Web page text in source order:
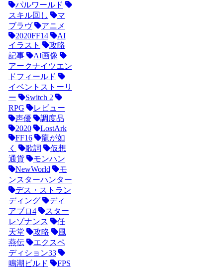
パルワールド
スキル回し
マ
ブラヴ
アニメ
2020FF14
AI
イラスト
攻略
記事
AI画像
アークナイツエン
ドフィールド
イベントストーリ
ー
Switch 2
RPG
レビュー
声優
調度品
2020
LostArk
FF16
龍が如
く
歌詞
仮想
通貨
モンハン
NewWorld
モ
ンスターハンター
デス・ストラン
ディング
ディ
アブロ4
スター
レゾナンス
任
天堂
攻略
風
燕伝
エクスペ
ディション33
鳴潮ビルド
FPS